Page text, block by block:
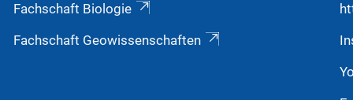
Fachschaft Biologie
Fachschaft Geowissenschaften